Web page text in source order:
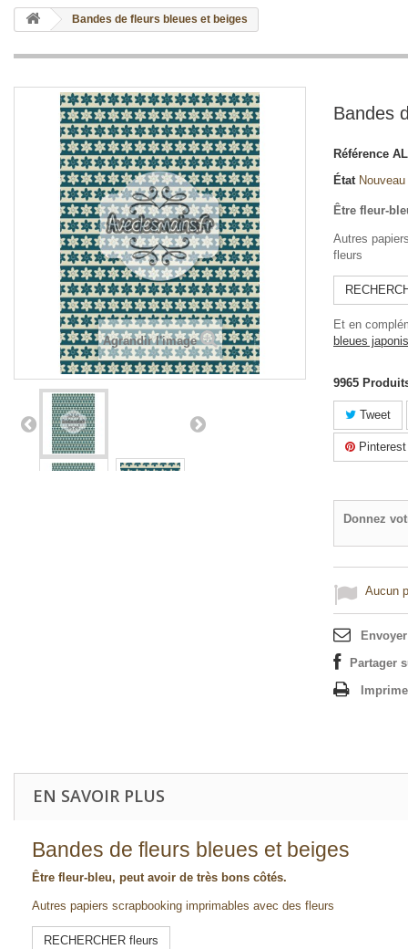
Bandes de fleurs bleues et beiges
Agrandir l'image
Bandes
Référence
État Nouveau
Être fleur-
Autres
fleurs
Et en
bleues
9965
Tweet
Pinterest
Donnez
Aucun
Partager
EN SAVOIR PLUS
Bandes de fleurs bleues et beiges
Être fleur-bleu, peut avoir de très bons côtés.
Autres papiers scrapbooking imprimables avec des fleurs
RECHERCHER fleurs